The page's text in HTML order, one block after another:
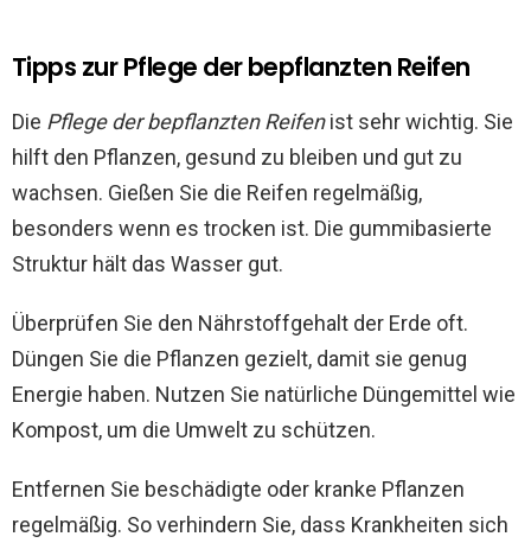
Tipps zur Pflege der bepflanzten Reifen
Die Pflege der bepflanzten Reifenist sehr wichtig. Sie
hilft den Pflanzen, gesund zu bleiben und gut zu
wachsen. Gießen Sie die Reifen regelmäßig,
besonders wenn es trocken ist. Die gummibasierte
Struktur hält das Wasser gut.
Überprüfen Sie den Nährstoffgehalt der Erde oft.
Düngen Sie die Pflanzen gezielt, damit sie genug
Energie haben. Nutzen Sie natürliche Düngemittel wie
Kompost, um die Umwelt zu schützen.
Entfernen Sie beschädigte oder kranke Pflanzen
regelmäßig. So verhindern Sie, dass Krankheiten sich